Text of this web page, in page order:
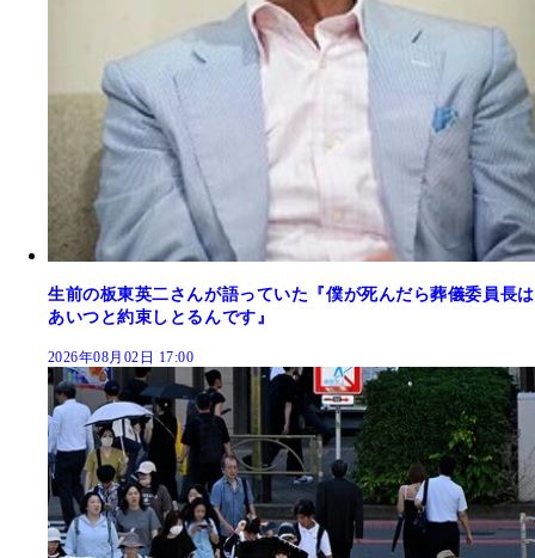
生前の板東英二さんが語っていた『僕が死んだら葬儀委員長は
あいつと約束しとるんです』
2026年08月02日 17:00